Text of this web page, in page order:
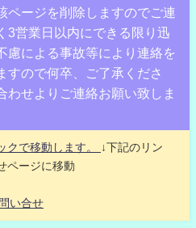
ページを削除しますのでご連
3営業日以内にできる限り迅
慮による事故等により連絡を
すので何卒、ご了承くださ
わせよりご連絡お願い致しま
クで移動します。
↓下記のリン
ページに移動
い合せ